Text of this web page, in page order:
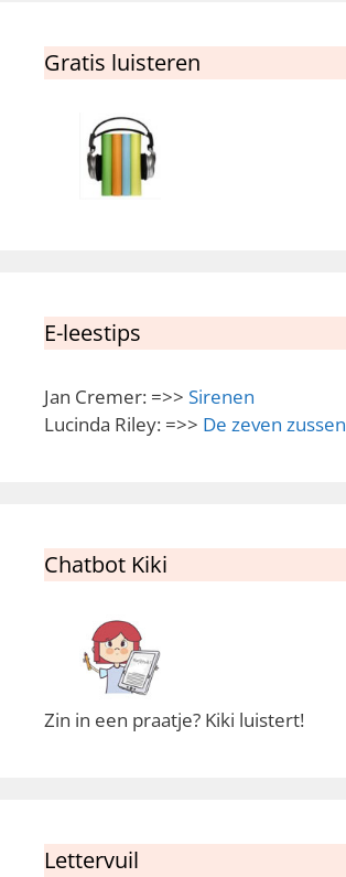
Gratis luisteren
E-leestips
Jan Cremer: =>> Sirenen
Lucinda Riley: =>> De zeven zussen
Chatbot Kiki
Zin in een praatje? Kiki luistert!
Lettervuil